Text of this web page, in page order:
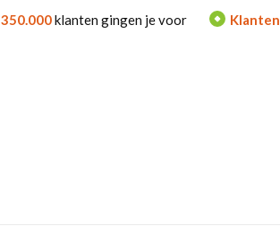
350.000klanten gingen je voor Klanten